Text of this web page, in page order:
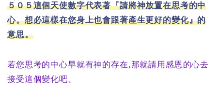
５０５這個天使數字代表著『請將神放置在思考的中
心。想必這樣在您身上也會跟著產生更好的變化』的
意思。
若您思考的中心早就有神的存在,那就請用感恩的心去
接受這個變化吧。